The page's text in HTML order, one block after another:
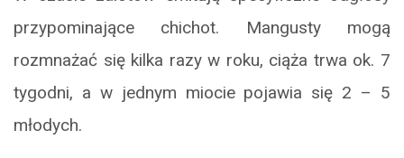
przypominające chichot. Mangusty mogą
rozmnażać się kilka razy w roku, ciąża trwa ok. 7
tygodni, a w jednym miocie pojawia się 2 – 5
młodych.